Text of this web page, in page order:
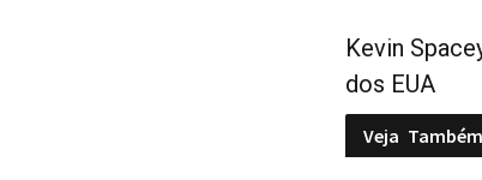
Kevin
dos EUA
Veja Também